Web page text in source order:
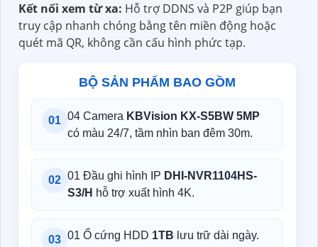
Kết nối xem từ xa: Hỗ trợ DDNS và P2P giúp bạn
truy cập nhanh chóng bằng tên miền động hoặc
quét mã QR, không cần cấu hình phức tạp.
BỘ SẢN PHẨM BAO GỒM
01 04 Camera KBVision KX-S5BW 5MP
có màu 24/7, tầm nhìn ban đêm 30m.
02 01 Đầu ghi hình IP DHI-NVR1104HS-
S3/H hỗ trợ xuất hình 4K.
03 01 Ổ cứng HDD 1TB lưu trữ dài ngày.